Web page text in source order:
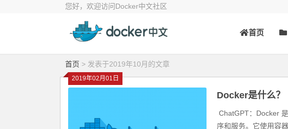
您好，欢迎访问Docker中文社区
首页
首页 > 发表于2019年10月的文章
2019年02月01日
Docker是什么？
ChatGPT：Docker
序和服务。它使用容